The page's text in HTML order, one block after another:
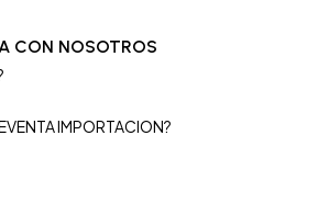
CON NOSOTROS
IMPORTACION?